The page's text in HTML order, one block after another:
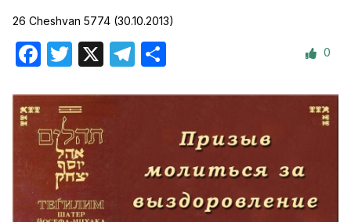
26 Cheshvan 5774 (30.10.2013)
Facebook
Twitter Telegram 0